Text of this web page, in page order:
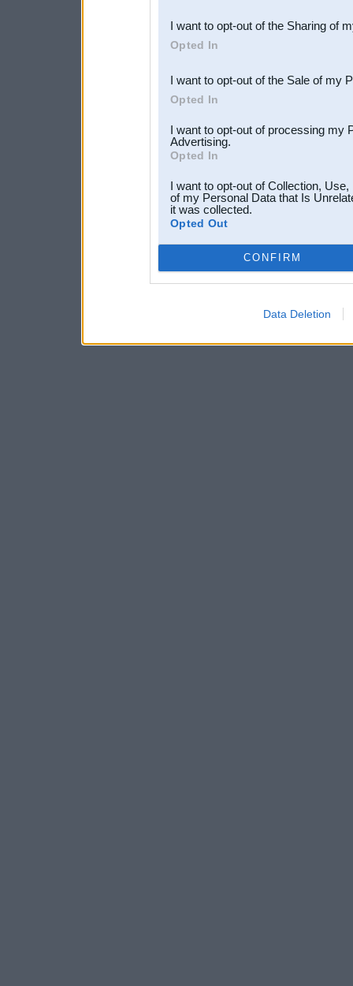
Downstream Participants
third parties.
I want to opt-out of the Sharing of
Opted In
I want to opt-out of the Sale of my
Opted In
I want to opt-out of processing my
Advertising.
Opted In
I want to opt-out of Collection,
of my Personal Data that Is
it was collected.
Opted Out
CONFIRM
Data Deletion